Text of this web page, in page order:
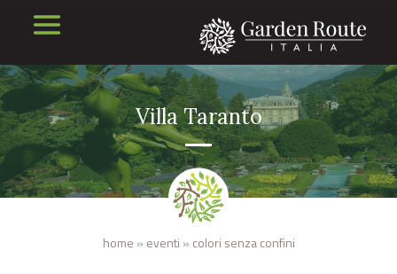
Villa Taranto
home » eventi » colori senza confini